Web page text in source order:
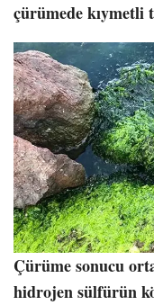
çürümede kıymetli
Çürüme sonucu
hidrojen sülfürün